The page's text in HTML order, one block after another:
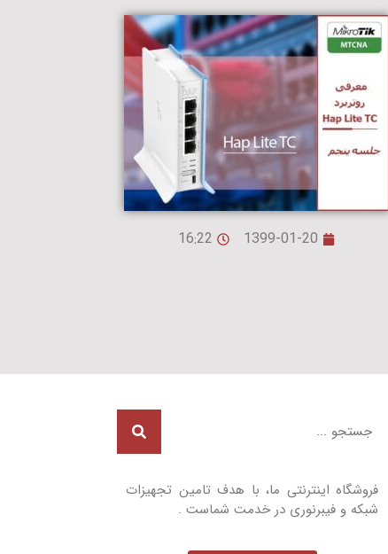
1399-01-20
16:22
فروشگاه اینترنتی ما، با هدف تامین تجهیزات
شبکه و فیبرنوری در خدمت شماست .